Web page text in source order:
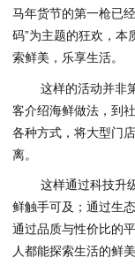
马年货节的第一枪已
码”为主题的狂欢，本
索鲜美，乐享生活。
这样的活动并非
客介绍海鲜做法，到
各种方式，将大型门
离。
这样通过科技升
鲜触手可及；通过生
通过品质与性价比的
人都能探索生活的鲜美